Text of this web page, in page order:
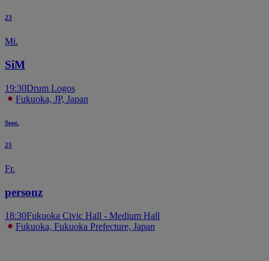
23
Mi.
SiM
19:30Drum Logos
Fukuoka, JP, Japan
Sept.
25
Fr.
personz
18:30Fukuoka Civic Hall - Medium Hall
Fukuoka, Fukuoka Prefecture, Japan